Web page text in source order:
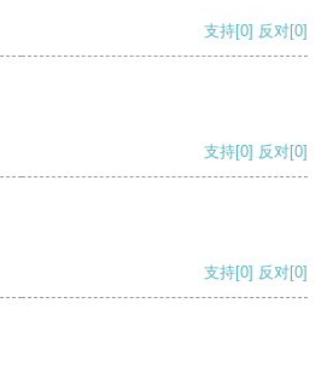
支持[0] 反对[0]
支持[0] 反对[0]
支持[0] 反对[0]